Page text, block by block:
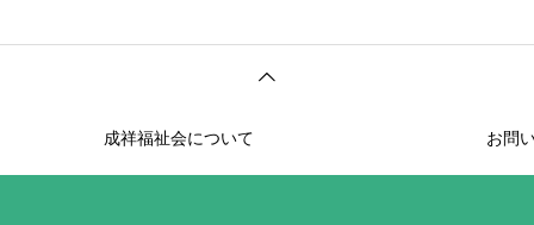
成祥福祉会について お問